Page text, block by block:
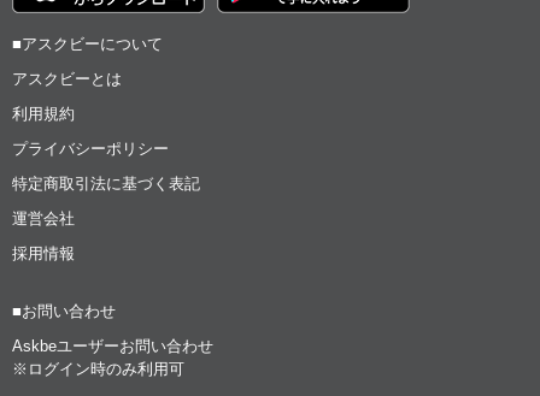
■アスクビーについて
アスクビーとは
利用規約
プライバシーポリシー
特定商取引法に基づく表記
運営会社
採用情報
■お問い合わせ
Askbeユーザーお問い合わせ
※ログイン時のみ利用可